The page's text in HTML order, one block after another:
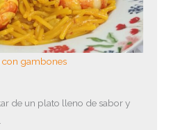
con gambones
de un plato lleno de sabor y